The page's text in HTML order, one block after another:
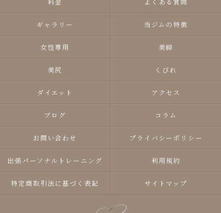
ギャラリー 当ジムの特徴
女性専用 美脚
美尻 くびれ
ダイエット アクセス
ブログ コラム
お問い合わせ プライバシーポリシー
出張パーソナルトレーニング 利用規約
特定商取引法に基づく表記 サイトマップ